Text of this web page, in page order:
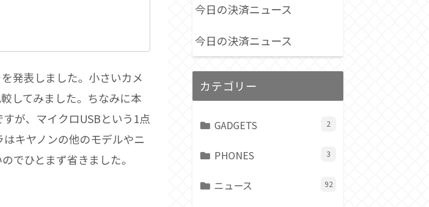
発表しました。小さいカメ
してみました。ちなみに本
が、マイクロUSBという1点
キヤノンの他のモデルやニ
でひとまず省きました。
今日の決済ニュース
今日の決済ニュース
カテゴリー
GADGETS 2
PHONES 3
ニュース 92